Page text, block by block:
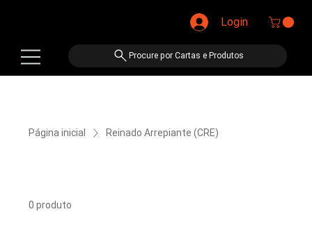
Procure por Cartas e Produtos
Login
Página inicial Reinado Arrepiante (CRE)
0 produto